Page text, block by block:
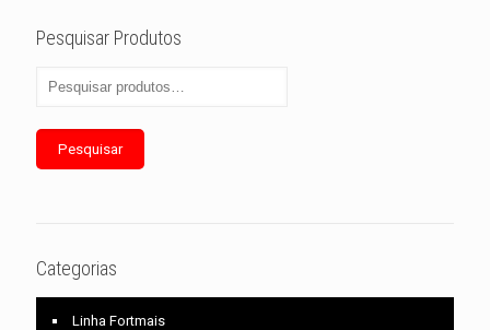
Pesquisar Produtos
Pesquisar
Categorias
Linha Fortmais